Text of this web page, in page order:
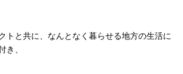
トと共に、なんとなく暮らせる地方の生活に
き、